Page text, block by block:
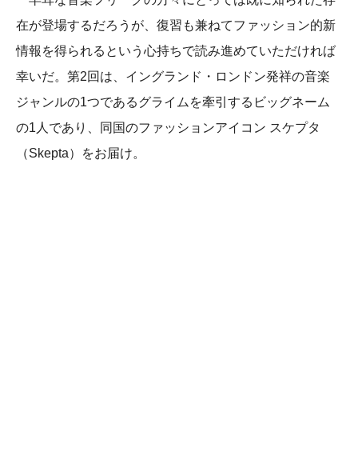
在が登場するだろうが、復習も兼ねてファッション的新
情報を得られるという心持ちで読み進めていただければ
幸いだ。第2回は、イングランド・ロンドン発祥の音楽
ジャンルの1つであるグライムを牽引するビッグネーム
の1人であり、同国のファッションアイコン スケプタ
（Skepta）をお届け。